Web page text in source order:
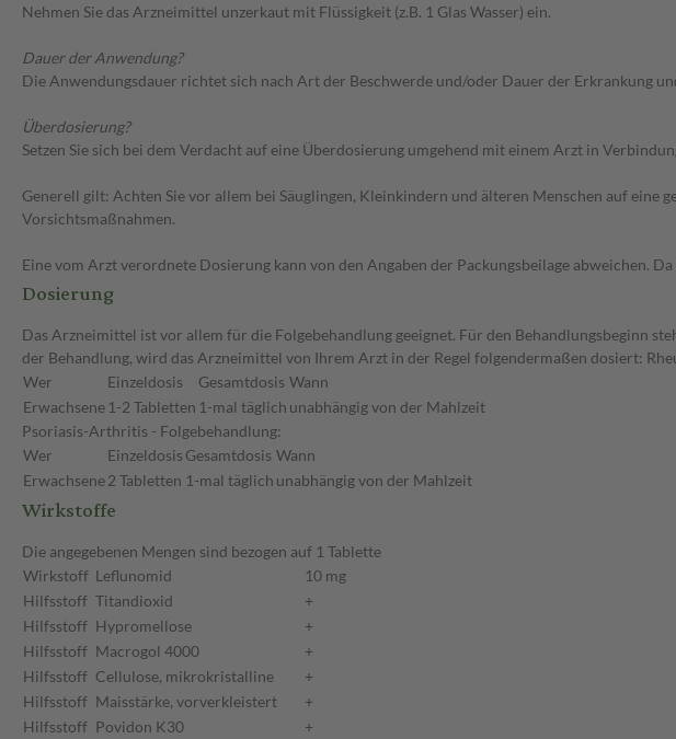
Nehmen Sie das Arzneimittel unzerkaut mit Flüssigkeit (z.B. 1 Glas Wasser) ein.
Dauer der Anwendung?
Die Anwendungsdauer richtet sich nach Art der Beschwerde und/oder Dauer der Erkrankung
Überdosierung?
Setzen Sie sich bei dem Verdacht auf eine Überdosierung umgehend mit einem Arzt in
Generell gilt: Achten Sie vor allem bei Säuglingen, Kleinkindern und älteren Menschen auf
Vorsichtsmaßnahmen.
Eine vom Arzt verordnete Dosierung kann von den Angaben der Packungsbeilage abweichen.
Dosierung
Das Arzneimittel ist vor allem für die Folgebehandlung geeignet. Für den Behandlungsbeginn
der Behandlung, wird das Arzneimittel von Ihrem Arzt in der Regel folgendermaßen dosiert:
Wer
Einzeldosis Gesamtdosis Wann
Erwachsene 1-2 Tabletten 1-mal täglich unabhängig von der Mahlzeit
Psoriasis-Arthritis - Folgebehandlung:
Wer
Einzeldosis Gesamtdosis Wann
Erwachsene2 Tabletten 1-mal täglich unabhängig von der Mahlzeit
Wirkstoffe
Die angegebenen Mengen sind bezogen auf 1 Tablette
Wirkstoff Leflunomid
10 mg
Hilfsstoff Titandioxid
+
Hilfsstoff Hypromellose
+
Hilfsstoff Macrogol 4000
+
Hilfsstoff Cellulose, mikrokristalline
+
Hilfsstoff Maisstärke, vorverkleistert
+
Hilfsstoff Povidon K30
+